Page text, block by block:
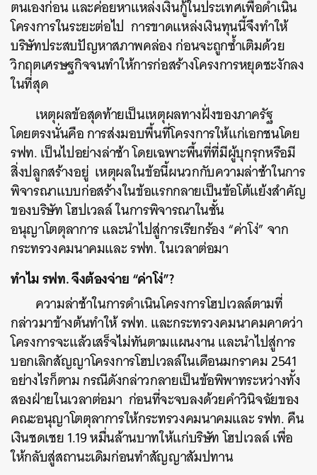
ตนเองก่อน และค่อยหาแหล่งเงินกู้ในประเทศเพื่อดำเนิน
โครงการในระยะต่อไป การขาดแหล่งเงินทุนนี้จึงทำให้
บริษัทประสบปัญหาสภาพคล่อง ก่อนจะถูกซ้ำเติมด้วย
วิกฤตเศรษฐกิจจนทำให้การก่อสร้างโครงการหยุดชะงักลง
ในที่สุด
เหตุผลข้อสุดท้ายเป็นเหตุผลทางฝั่งของภาครัฐ
โดยตรงนั่นคือ การส่งมอบพื้นที่โครงการให้แก่เอกชนโดย
รฟท. เป็นไปอย่างล่าช้า โดยเฉพาะพื้นที่ที่มีผู้บุกรุกหรือมี
สิ่งปลูกสร้างอยู่ เหตุผลในข้อนี้ผนวกกับความล่าช้าในการ
พิจารณาแบบก่อสร้างในข้อแรกกลายเป็นข้อโต้แย้งสำคัญ
ของบริษัท โฮปเวลล์ ในการพิจารณาในชั้น
อนุญาโตตุลาการ และนำไปสู่การเรียกร้อง “ค่าโง่” จาก
กระทรวงคมนาคมและ รฟท. ในเวลาต่อมา
ทำไม รฟท. จึงต้องจ่าย “ค่าโง่”?
ความล่าช้าในการดำเนินโครงการโฮปเวลล์ตามที่
กล่าวมาข้างต้นทำให้ รฟท. และกระทรวงคมนาคมคาดว่า
โครงการจะแล้วเสร็จไม่ทันตามแผนงาน และนำไปสู่การ
บอกเลิกสัญญาโครงการโฮปเวลล์ในเดือนมกราคม 2541
อย่างไรก็ตาม กรณีดังกล่าวกลายเป็นข้อพิพาทระหว่างทั้ง
สองฝ่ายในเวลาต่อมา ก่อนที่จะจบลงด้วยคำวินิจฉัยของ
คณะอนุญาโตตุลาการให้กระทรวงคมนาคมและ รฟท. คืน
เงินชดเชย 1.19 หมื่นล้านบาทให้แก่บริษัท โฮปเวลล์ เพื่อ
ให้กลับสู่สถานะเดิมก่อนทำสัญญาสัมปทาน